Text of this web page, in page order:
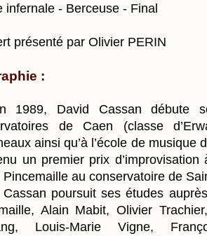
infernale - Berceuse - Final
présenté par Olivier PERIN
:
1989, David Cassan débute
de Caen (classe
ainsi qu’à l’école de musique
un premier prix
Pincemaille au conservatoire de
Cassan poursuit ses études
Alain Mabit, Olivier
Louis-Marie Vigne,